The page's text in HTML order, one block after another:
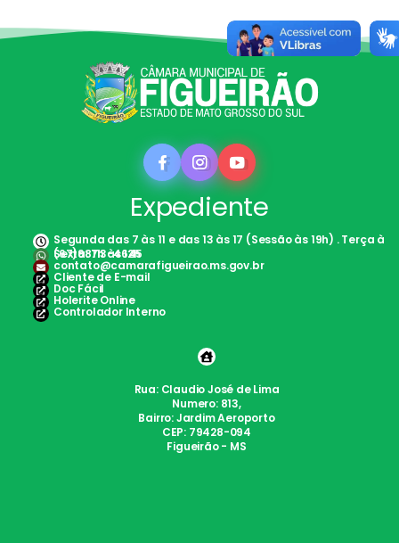
Expediente
Segunda das 7 às 11 e das 13 às 17 (Sessão às 19h) . Terça à
Sexta: 7h às 12h
(67)98113-4645
contato@camarafigueirao.ms.gov.br
Cliente de E-mail
Doc Fácil
Holerite Online
Controlador Interno
Rua: Claudio José de Lima
Numero: 813,
Bairro: Jardim Aeroporto
CEP: 79428-094
Figueirão - MS